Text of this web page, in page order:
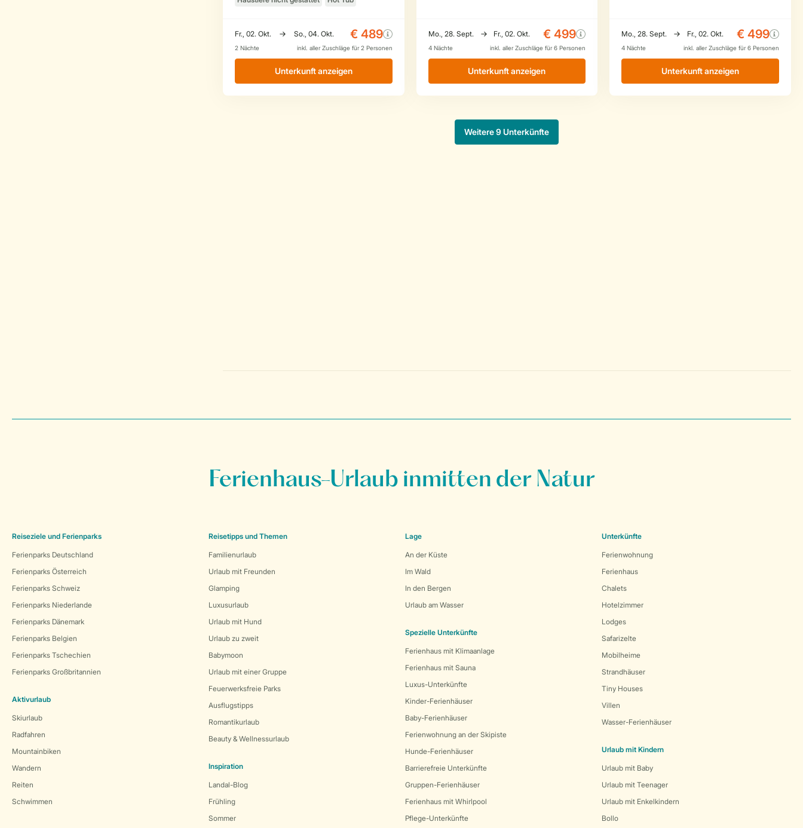
Ferienhaus-Urlaub inmitten der Natur
Reiseziele und Ferienparks
Ferienparks Deutschland
Ferienparks Österreich
Ferienparks Schweiz
Ferienparks Niederlande
Ferienparks Dänemark
Ferienparks Belgien
Ferienparks Tschechien
Ferienparks Großbritannien
Aktivurlaub
Skiurlaub
Radfahren
Mountainbiken
Wandern
Reiten
Schwimmen
Reisetipps und Themen
Familienurlaub
Urlaub mit Freunden
Glamping
Luxusurlaub
Urlaub mit Hund
Urlaub zu zweit
Babymoon
Urlaub mit einer Gruppe
Feuerwerksfreie Parks
Ausflugstipps
Romantikurlaub
Beauty & Wellnessurlaub
Inspiration
Landal-Blog
Frühling
Sommer
Lage
An der Küste
Im Wald
In den Bergen
Urlaub am Wasser
Spezielle Unterkünfte
Ferienhaus mit Klimaanlage
Ferienhaus mit Sauna
Luxus-Unterkünfte
Kinder-Ferienhäuser
Baby-Ferienhäuser
Ferienwohnung an der Skipiste
Hunde-Ferienhäuser
Barrierefreie Unterkünfte
Gruppen-Ferienhäuser
Ferienhaus mit Whirlpool
Pflege-Unterkünfte
Unterkünfte
Ferienwohnung
Ferienhaus
Chalets
Hotelzimmer
Lodges
Safarizelte
Mobilheime
Strandhäuser
Tiny Houses
Villen
Wasser-Ferienhäuser
Urlaub mit Kindern
Urlaub mit Baby
Urlaub mit Teenager
Urlaub mit Enkelkindern
Bollo